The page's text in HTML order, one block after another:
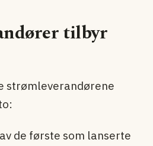
tilbyr
strømleverandørene
de første som lanserte